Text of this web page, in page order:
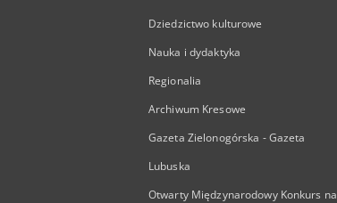
Dziedzictwo kulturowe
Nauka i dydaktyka
Regionalia
Archiwum Kresowe
Gazeta Zielonogórska - Gazeta
Lubuska
Otwarty Międzynarodowy Konkurs na